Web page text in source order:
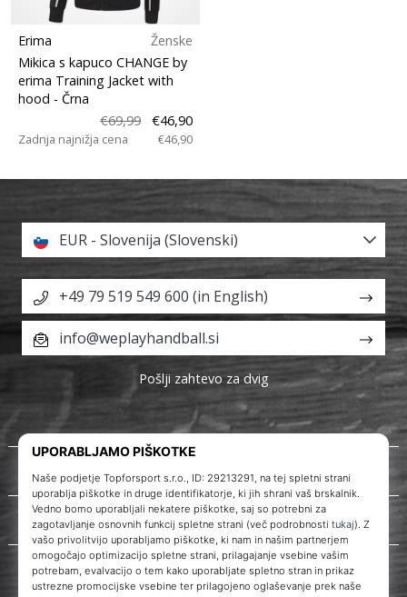
Erima
Ženske
Mikica s kapuco CHANGE by
erima Training Jacket with
hood - Črna
€69,99
€46,90
Zadnja najnižja cena €46,90
O nas
Storitve za stranke
EUR - Slovenija (Slovenski)
+49 79 519 549 600 (in English)
info@weplayhandball.si
Pošlji zahtevo za dvig